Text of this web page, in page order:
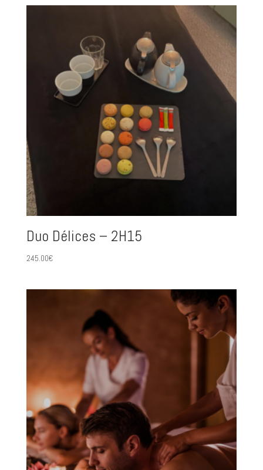
Duo Délices – 2H15
245.00€